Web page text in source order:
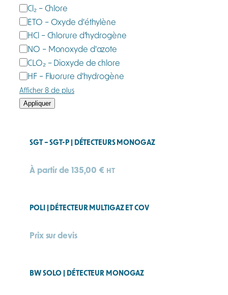
Cl₂ – Chlore
ETO – Oxyde d'éthylène
HCl – Chlorure d’hydrogène
NO – Monoxyde d'azote
CLO₂ – Dioxyde de chlore
HF – Fluorure d'hydrogène
Afficher 8 de plus
Appliquer
SGT – SGT-P | DÉTECTEURS MONOGAZ
À partir de 135,00 € HT
POLI | DÉTECTEUR MULTIGAZ ET COV
Prix sur devis
BW SOLO | DÉTECTEUR MONOGAZ